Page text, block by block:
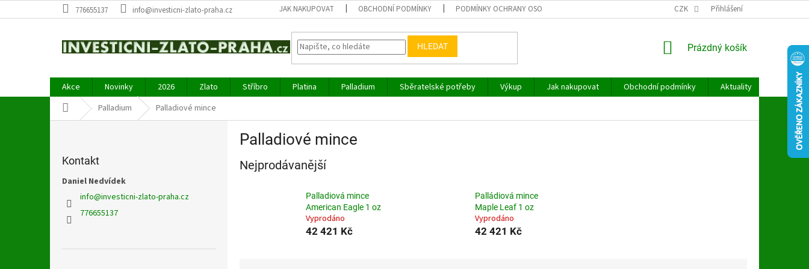
na
776655137 info@investicni-zlato-praha.cz JAK NAKUPOVAT OBCHODNÍ PODMÍNKY PODMÍNKY OCHRANY OSOBNÍCH ÚDAJŮ CZK Přihlášení
HLEDAT
NÁKUPNÍ
Prázdný košík
Akce Novinky 2026 Zlato Stříbro Platina Palladium Sběratelské potřeby Výkup Jak nakupovat Obchodní podmínky Aktuality
Kontakt
Domů Palladium Palladiové mince
Kontakt
Daniel Nedvídek
info@investicni-zlato-praha.cz
776655137
Palladiové mince
Nejprodávanější
Palladiová mince
American Eagle 1 oz
Vyprodáno
42 421 Kč
Palládiová mince
Maple Leaf 1 oz
Vyprodáno
42 421 Kč